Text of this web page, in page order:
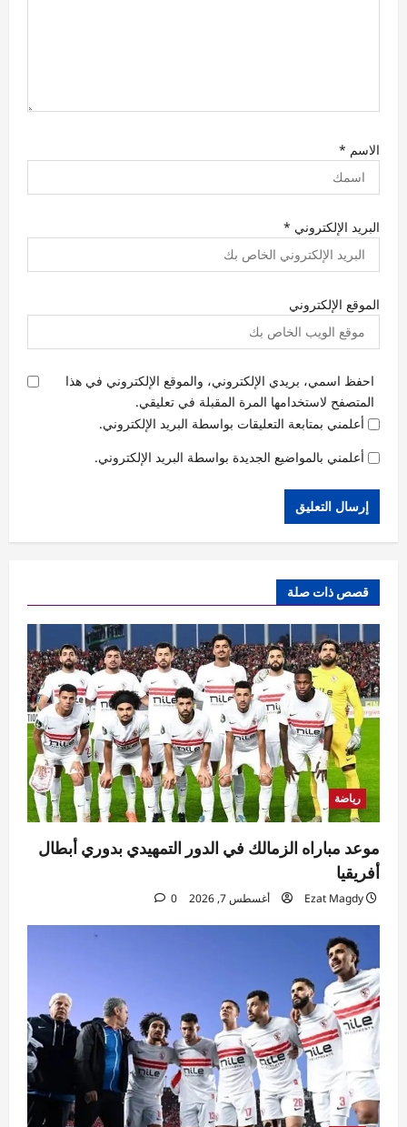
الاسم *
البريد الإلكتروني *
الموقع الإلكتروني
احفظ اسمي، بريدي الإلكتروني، والموقع الإلكتروني في هذا
المتصفح لاستخدامها المرة المقبلة في تعليقي.
أعلمني بمتابعة التعليقات بواسطة البريد الإلكتروني.
أعلمني بالمواضيع الجديدة بواسطة البريد الإلكتروني.
قصص ذات صلة
رياضة
موعد مباراه الزمالك في الدور التمهيدي بدوري أبطال
أفريقيا
Ezat Magdy أغسطس 7, 2026 0